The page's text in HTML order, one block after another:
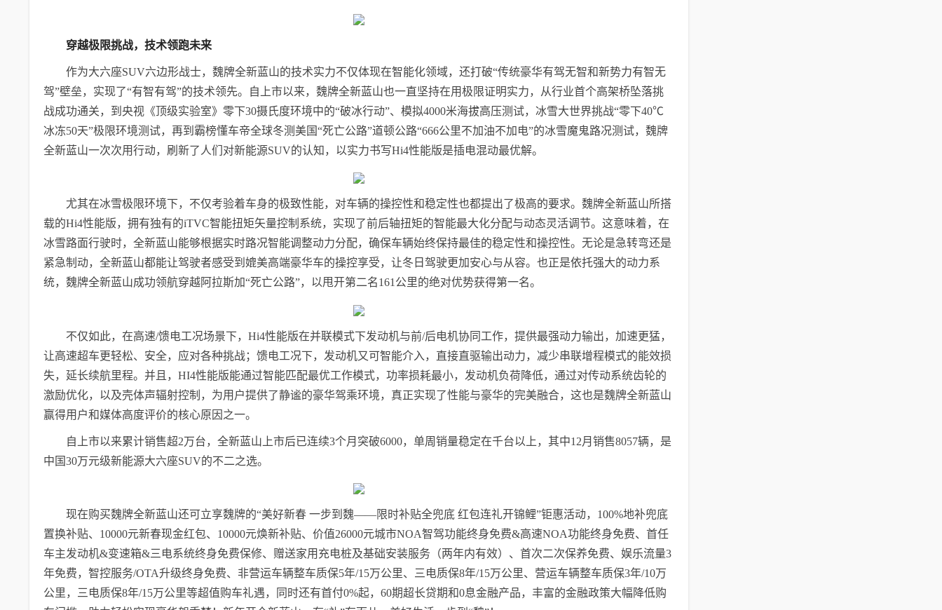
穿越极限挑战，技术领跑未来
作为大六座SUV六边形战士，魏牌全新蓝山的技术实力不仅体现在智能化领域，还打破“传统豪华有驾无智和新势力有智无
驾”壁垒，实现了“有智有驾”的技术领先。自上市以来，魏牌全新蓝山也一直坚持在用极限证明实力，从行业首个高架桥坠落挑
战成功通关，到央视《顶级实验室》零下30摄氏度环境中的“破冰行动”、模拟4000米海拔高压测试，冰雪大世界挑战“零下40℃
冰冻50天”极限环境测试，再到霸榜懂车帝全球冬测美国“死亡公路”道顿公路“666公里不加油不加电”的冰雪魔鬼路况测试，魏牌
全新蓝山一次次用行动，刷新了人们对新能源SUV的认知，以实力书写Hi4性能版是插电混动最优解。
尤其在冰雪极限环境下，不仅考验着车身的极致性能，对车辆的操控性和稳定性也都提出了极高的要求。魏牌全新蓝山所搭
载的Hi4性能版，拥有独有的iTVC智能扭矩矢量控制系统，实现了前后轴扭矩的智能最大化分配与动态灵活调节。这意味着，在
冰雪路面行驶时，全新蓝山能够根据实时路况智能调整动力分配，确保车辆始终保持最佳的稳定性和操控性。无论是急转弯还是
紧急制动，全新蓝山都能让驾驶者感受到媲美高端豪华车的操控享受，让冬日驾驶更加安心与从容。也正是依托强大的动力系
统，魏牌全新蓝山成功领航穿越阿拉斯加“死亡公路”，以甩开第二名161公里的绝对优势获得第一名。
不仅如此，在高速/馈电工况场景下，Hi4性能版在并联模式下发动机与前/后电机协同工作，提供最强动力输出，加速更猛，
让高速超车更轻松、安全，应对各种挑战；馈电工况下，发动机又可智能介入，直接直驱输出动力，减少串联增程模式的能效损
失，延长续航里程。并且，HI4性能版能通过智能匹配最优工作模式，功率损耗最小，发动机负荷降低，通过对传动系统齿轮的
激励优化，以及壳体声辐射控制，为用户提供了静谧的豪华驾乘环境，真正实现了性能与豪华的完美融合，这也是魏牌全新蓝山
赢得用户和媒体高度评价的核心原因之一。
自上市以来累计销售超2万台，全新蓝山上市后已连续3个月突破6000，单周销量稳定在千台以上，其中12月销售8057辆，是
中国30万元级新能源大六座SUV的不二之选。
现在购买魏牌全新蓝山还可立享魏牌的“美好新春 一步到魏——限时补贴全兜底 红包连礼开锦鲤”钜惠活动，100%地补兜底
置换补贴、10000元新春现金红包、10000元焕新补贴、价值26000元城市NOA智驾功能终身免费&高速NOA功能终身免费、首任
车主发动机&变速箱&三电系统终身免费保修、赠送家用充电桩及基础安装服务（两年内有效）、首次二次保养免费、娱乐流量3
年免费，智控服务/OTA升级终身免费、非营运车辆整车质保5年/15万公里、三电质保8年/15万公里、营运车辆整车质保3年/10万
公里，三电质保8年/15万公里等超值购车礼遇，同时还有首付0%起，60期超长贷期和0息金融产品，丰富的金融政策大幅降低购